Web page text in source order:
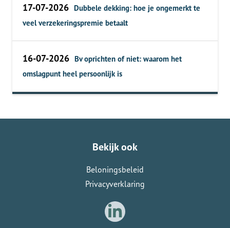
17-07-2026 Dubbele dekking: hoe je ongemerkt te
veel verzekeringspremie betaalt
16-07-2026 Bv oprichten of niet: waarom het
omslagpunt heel persoonlijk is
Bekijk ook
Beloningsbeleid
Privacyverklaring